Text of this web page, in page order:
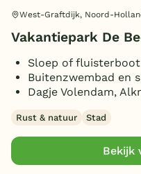
West-Graftdijk, Noord-
Vakantiepark De
Sloep of
Buitenzwembad en
Dagje Volendam,
Rust & natuur Stad
Bekijk